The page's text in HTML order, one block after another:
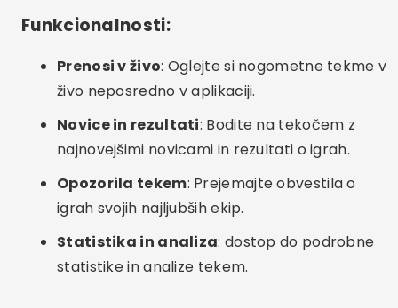
Funkcionalnosti:
Prenosi v živo: Oglejte si nogometne tekme v
živo neposredno v aplikaciji.
Novice in rezultati: Bodite na tekočem z
najnovejšimi novicami in rezultati o igrah.
Opozorila tekem: Prejemajte obvestila o
igrah svojih najljubših ekip.
Statistika in analiza: dostop do podrobne
statistike in analize tekem.